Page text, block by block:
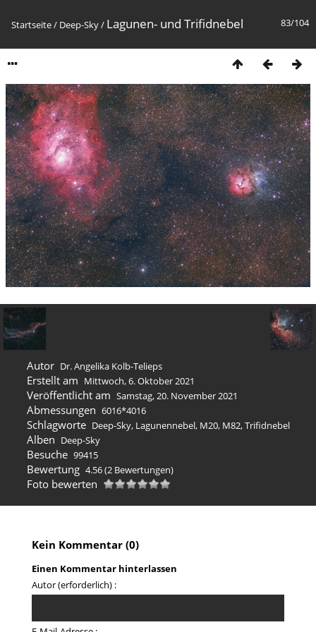
83/104
Startseite/ Deep-Sky/ Lagunen- und Trifidnebel
Autor Dr. Angelika Kolb-Telieps
Erstellt am Mittwoch, 6. Oktober 2021
Veröffentlicht am Samstag, 20. November 2021
Abmessungen 6016*4016
Schlagworte Deep-Sky, Lagunennebel, M20, M82,Trifidnebel
Alben Deep-Sky
Besuche 99415
Bewertung 4.56(2 Bewertungen)
Foto bewerten
Kein Kommentar (0)
Einen Kommentar hinterlassen
Autor (erforderlich) :